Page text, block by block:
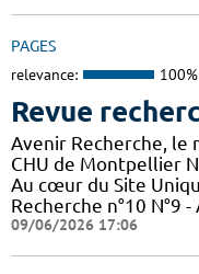
PAGES
relevance: 100%
Revue
Avenir Recherche, le
CHU de Montpellier
Au cœur du Site
Recherche n°10 N°9
09/06/2026 17:06